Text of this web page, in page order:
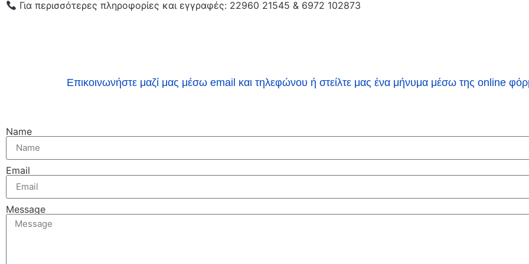
Για περισσότερες πληροφορίες και εγγραφές: 22960 21545 & 6972 102873
Επικοινωνήστε μαζί μας μέσω email και τηλεφώνου ή στείλτε μας ένα μήνυμα μέσω της online
Name
Email
Message